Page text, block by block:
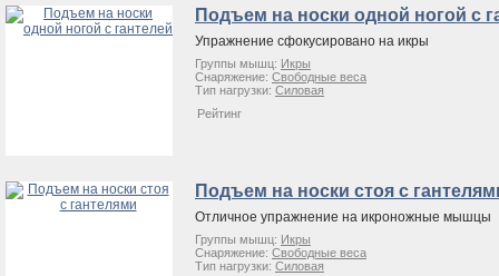
Подъем на носки одной ногой с
Упражнение сфокусировано на икры
Группы мышц: Икры
Снаряжение: Свободные веса
Тип нагрузки: Силовая
Рейтинг
Подъем на носки стоя с
Отличное упражнение на икроножные мышцы
Группы мышц: Икры
Снаряжение: Свободные веса
Тип нагрузки: Силовая